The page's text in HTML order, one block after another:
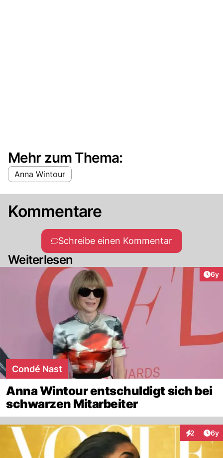
Mehr zum Thema:
Anna Wintour
Kommentare
Schreibe einen Kommentar
Weiterlesen
6y
Condé Nast
Anna Wintour entschuldigt sich bei
schwarzen Mitarbeiter
2 6y